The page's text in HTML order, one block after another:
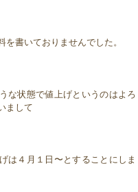
を書いておりませんでした。
な状態で値上げというのはよろ
まして
は４月１日〜とすることにしま